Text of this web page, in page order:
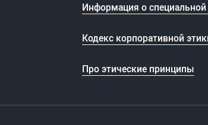
Информация о
Кодекс корпоративной
Про этические принципы